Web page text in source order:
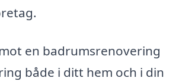
en badrumsrenovering
både i ditt hem och i din